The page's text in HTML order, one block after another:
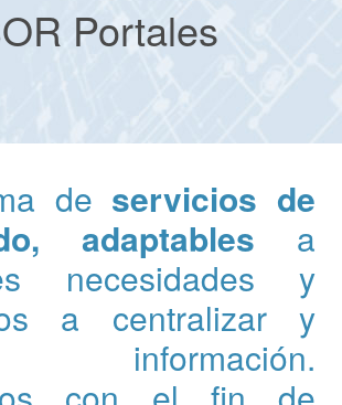
Portales
de servicios de
adaptables a
necesidades y
a centralizar y
información.